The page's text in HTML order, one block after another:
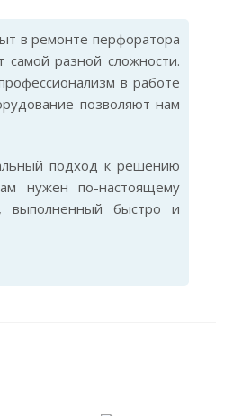
в ремонте перфоратора
разной сложности.
в работе
позволяют нам
подход к решению
нужен по-настоящему
выполненный быстро и